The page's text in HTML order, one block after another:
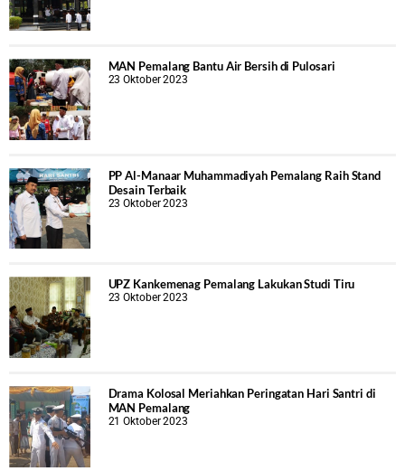
MAN Pemalang Bantu Air Bersih di Pulosari
23 Oktober 2023
PP Al-Manaar Muhammadiyah Pemalang Raih Stand
Desain Terbaik
23 Oktober 2023
UPZ Kankemenag Pemalang Lakukan Studi Tiru
23 Oktober 2023
Drama Kolosal Meriahkan Peringatan Hari Santri di
MAN Pemalang
21 Oktober 2023